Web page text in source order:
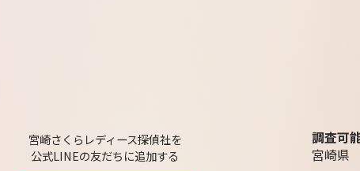
宮崎さくらレディース探偵社を
公式LINEの友だちに追加する
調査可
宮崎県